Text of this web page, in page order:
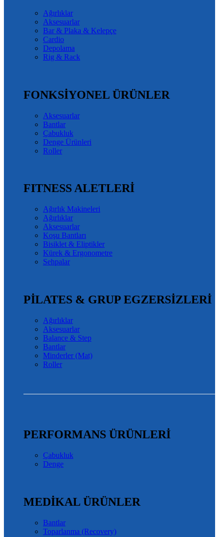
Ağırlıklar
Aksesuarlar
Bar & Plaka & Kelepçe
Cardio
Depolama
Rig & Rack
FONKSİYONEL ÜRÜNLER
Aksesuarlar
Bantlar
Çabukluk
Denge Ürünleri
Roller
FITNESS ALETLERİ
Ağırlık Makineleri
Ağırlıklar
Aksesuarlar
Koşu Bantları
Bisiklet & Eliptikler
Kürek & Ergonometre
Sehpalar
PİLATES & GRUP EGZERSİZLERİ
Ağırlıklar
Aksesuarlar
Balance & Step
Bantlar
Minderler (Mat)
Roller
PERFORMANS ÜRÜNLERİ
Çabukluk
Denge
MEDİKAL ÜRÜNLER
Bantlar
Toparlanma (Recovery)